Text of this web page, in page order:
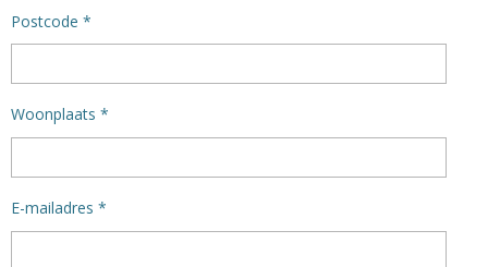
Postcode *
Woonplaats *
E-mailadres *